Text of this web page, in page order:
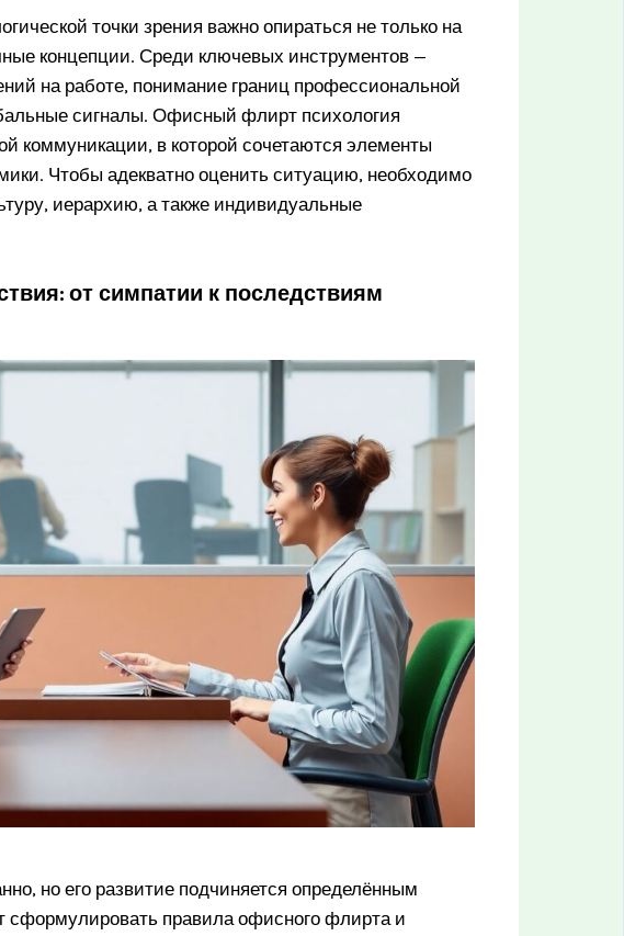
точки зрения важно опираться не только на
концепции. Среди ключевых инструментов —
на работе, понимание границ профессиональной
сигналы. Офисный флирт психология
коммуникации, в которой сочетаются элементы
Чтобы адекватно оценить ситуацию, необходимо
иерархию, а также индивидуальные
от симпатии к последствиям
но его развитие подчиняется определённым
сформулировать правила офисного флирта и